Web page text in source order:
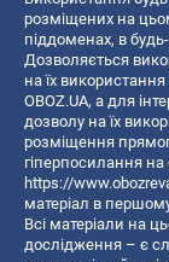
розміщених на
піддоменах, в
Дозволяється
на їх
OBOZ.UA, а для
дозволу на їх
розміщення
гіперпосилання на
https://
матеріал в
Всі матеріали на
дослідження – є